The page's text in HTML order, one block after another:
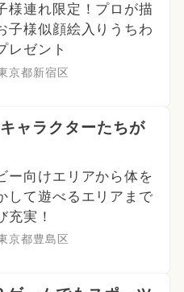
様連れ限定！プロが描
子様似顔絵入りうちわ
レゼント
京都新宿区
ャラクターたちが
ー向けエリアから体を
して遊べるエリアまで
充実！
京都豊島区